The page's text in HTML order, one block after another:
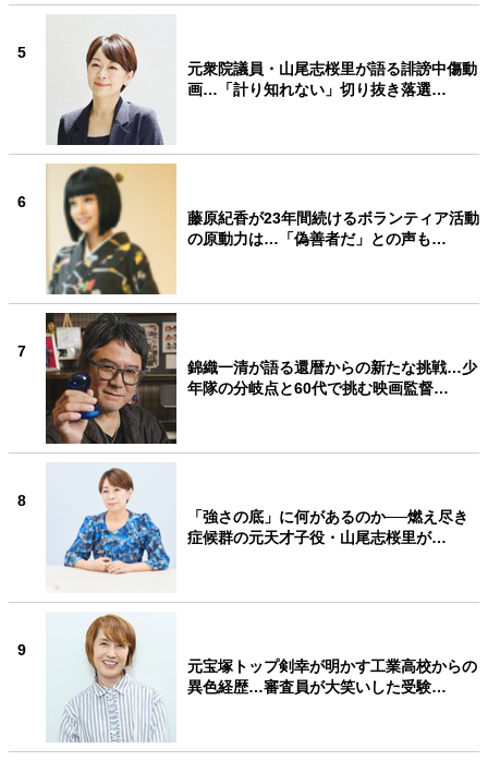
5
元衆院議員・山尾志桜里が語る誹謗中傷動
画…「計り知れない」切り抜き落選…
6
藤原紀香が23年間続けるボランティア活動
の原動力は…「偽善者だ」との声も…
7
錦織一清が語る還暦からの新たな挑戦…少
年隊の分岐点と60代で挑む映画監督…
8
「強さの底」に何があるのか──燃え尽き
症候群の元天才子役・山尾志桜里が…
9
元宝塚トップ剣幸が明かす工業高校からの
異色経歴…審査員が大笑いした受験…